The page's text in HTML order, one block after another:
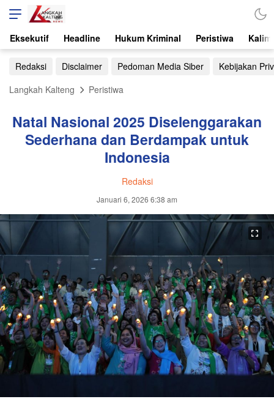
Eksekutif Headline Hukum Kriminal Peristiwa
Redaksi Disclaimer Pedoman Media Siber
Kebijakan
Langkah Kalteng
Peristiwa
Natal Nasional 2025 Diselenggarakan
Sederhana dan Berdampak untuk
Indonesia
Redaksi
Januari 6, 2026 6:38 am